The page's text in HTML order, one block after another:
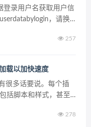
登录用户名获取用户信
，请换
257
载以加快速度
很多话要说。每个插
括脚本和样式，甚至
产生负面影响...
278